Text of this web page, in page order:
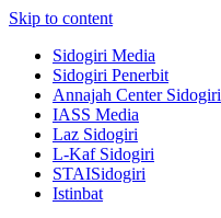
Skip to content
Sidogiri Media
Sidogiri Penerbit
Annajah Center Sidogiri
IASS Media
Laz Sidogiri
L-Kaf Sidogiri
STAISidogiri
Istinbat